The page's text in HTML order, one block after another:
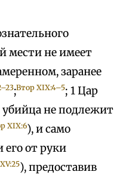
мести не имеет
заранее
;Втор XIX:4–5; 1 Цар
убийца не подлежит
XIX:6), и само
от руки
), предоставив